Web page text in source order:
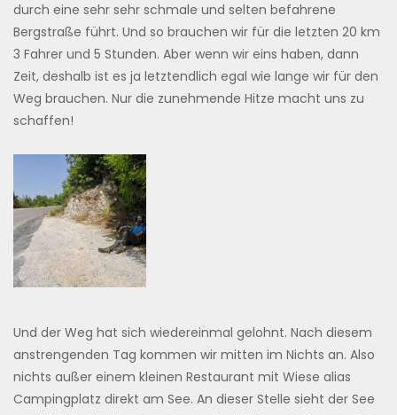
durch eine sehr sehr schmale und selten befahrene
Bergstraße führt. Und so brauchen wir für die letzten 20 km
3 Fahrer und 5 Stunden. Aber wenn wir eins haben, dann
Zeit, deshalb ist es ja letztendlich egal wie lange wir für den
Weg brauchen. Nur die zunehmende Hitze macht uns zu
schaffen!
Und der Weg hat sich wiedereinmal gelohnt. Nach diesem
anstrengenden Tag kommen wir mitten im Nichts an. Also
nichts außer einem kleinen Restaurant mit Wiese alias
Campingplatz direkt am See. An dieser Stelle sieht der See